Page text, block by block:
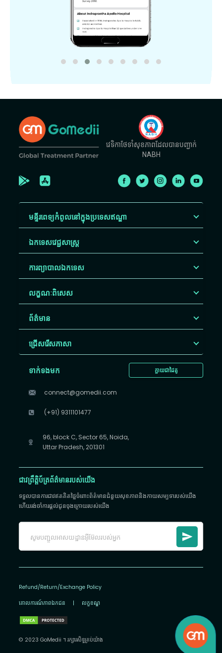
វេទិកាថែទាំសុខភាពដែលបានបញ្ជាក់
NABH
មន្ទីរពេទ្យកំពូលនៅក្នុងប្រទេសឥណ្ឌា
ឯកទេសវេជ្ជសាស្ត្រ
ការព្យាបាលឯកទេស
លក្ខណៈពិសេស
ព័ត៌មាន
ជ្រើសរើស​ភាសា
ក្លាយជាដៃគូ
ទាក់ទងមក
connect@gomedii.com
(+91) 9311101477
96, block C, Sector 65, Noida,
Uttar Pradesh, 201301
ជាវព្រឹត្តិប័ត្រព័ត៌មានរបស់យើង
ទទួលបានការជាវឥតគិតថ្លៃចំពោះព័ត៌មានជំនួយសុខភាពនិងកាយសម្បទារបស់យើង
ហើយរង់ចាំការផ្តល់ជូនចុងក្រោយរបស់យើង
Refund/Return/Exchange Policy
គោលការណ៍​ភាព​ឯកជន | លក្ខខណ្ឌ
© 2023 GoMedii ។ រក្សា​រ​សិទ្ធ​គ្រប់យ៉ាង